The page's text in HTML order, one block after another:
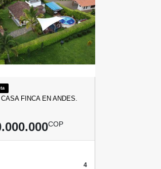
FINCA EN ANDES.
COP
4